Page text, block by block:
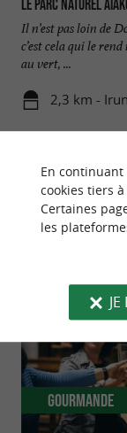
Le Parc Naturel
Il n’est pas loin de
c’est cela qui le
au vert, ...
2,3 km - Irun
NOUS
Gourmande
En
cookies tiers
Certaines
les